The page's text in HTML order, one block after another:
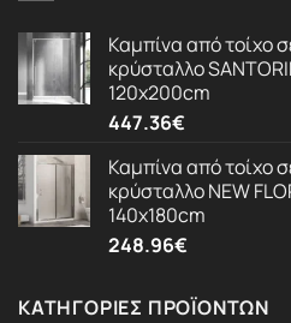
Καμπίνα από τοίχο
κρύσταλλο
120x200cm
447.36€
Καμπίνα από τοίχο
κρύσταλλο NEW
140x180cm
248.96€
ΚΑΤΗΓΟΡΊΕΣ ΠΡΟΪΌΝΤΩΝ